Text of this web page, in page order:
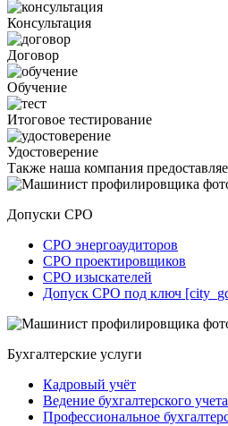
Консультация
Договор
Обучение
Итоговое тестирование
Удостоверение
Также наша компания
Допуски СРО
СРО энергоаудиторов
СРО проектировщиков
СРО изыскателей
Допуск СРО под ключ
Бухгалтерские услуги
Кадровый учёт
Ведение бухгалтерского учета
Профессиональное